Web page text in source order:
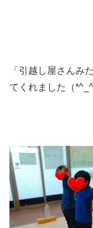
「引越し屋さんみ
てくれました（